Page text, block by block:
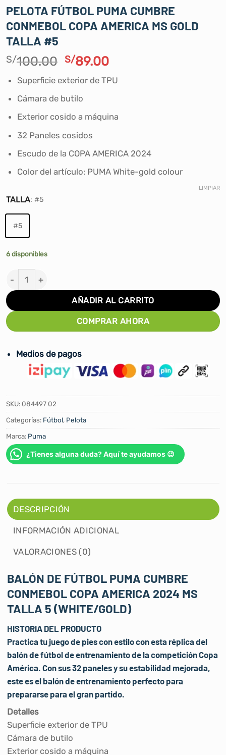
PELOTA FÚTBOL PUMA CUMBRE
CONMEBOL COPA AMERICA MS GOLD
TALLA #5
S/100.00 El
original
era:
S/100.00.
S/89.00El
actual
S/89.00.
Superficie exterior de TPU
Cámara de butilo
Exterior cosido a máquina
32 Paneles cosidos
Escudo de la COPA AMERICA 2024
Color del artículo: PUMA White-gold colour
TALLA: #5
#5
LIMPIAR
6 disponibles
PELOTA FÚTBOL PUMA CUMBRE CONMEBOL COPA
AÑADIR AL CARRITO
COMPRAR AHORA
Medios de pagos
SKU:084497 02
Categorías: Fútbol, Pelota
Marca: Puma
¿Tienes alguna duda? Aquí te ayudamos 😉
DESCRIPCIÓN
INFORMACIÓN ADICIONAL
VALORACIONES (0)
BALÓN DE FÚTBOL PUMA CUMBRE
CONMEBOL COPA AMERICA 2024 MS
TALLA 5 (WHITE/GOLD)
HISTORIA DEL PRODUCTO
Practica tu juego de pies con estilo con esta réplica del
balón de fútbol de entrenamiento de la competición Copa
América. Con sus 32 paneles y su estabilidad mejorada,
este es el balón de entrenamiento perfecto para
prepararse para el gran partido.
Detalles
Superficie exterior de TPU
Cámara de butilo
Exterior cosido a máquina